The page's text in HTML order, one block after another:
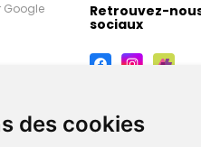
des cookies
Google
Retrouvez-
sociaux